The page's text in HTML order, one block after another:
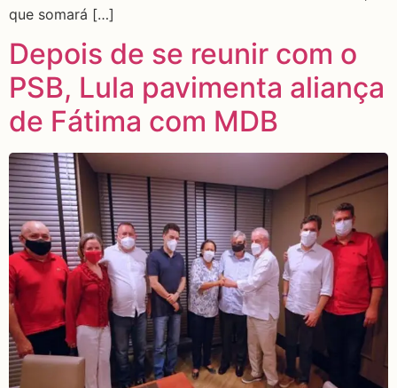
que somará […]
Depois de se reunir com o
PSB, Lula pavimenta aliança
de Fátima com MDB